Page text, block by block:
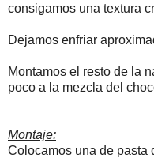
consigamos una textura
Dejamos enfriar
Montamos el resto de la
poco a la mezcla del
Montaje:
Colocamos una de pasta